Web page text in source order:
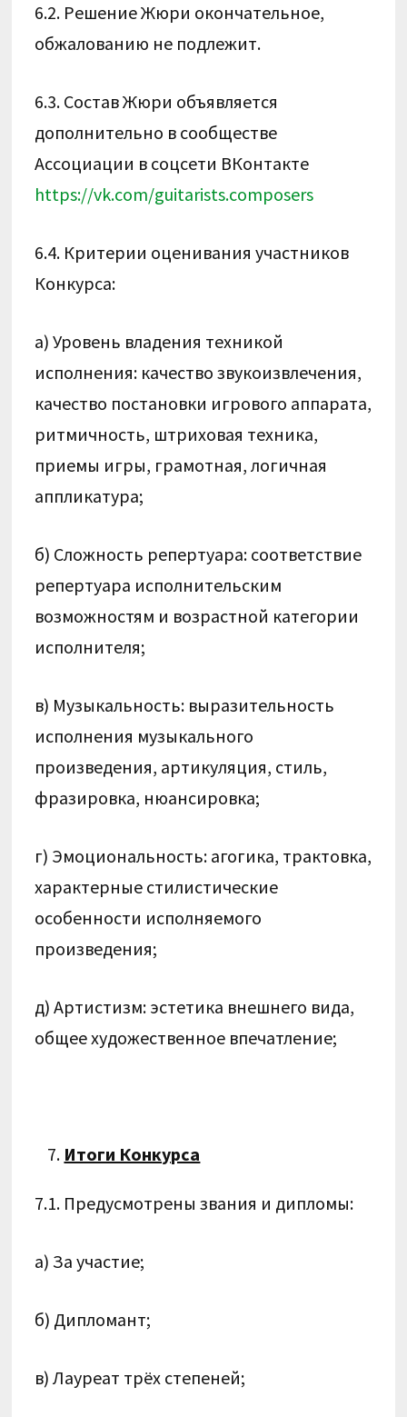
6.2. Решение Жюри окончательное,
обжалованию не подлежит.
6.3. Состав Жюри объявляется
дополнительно в сообществе
Ассоциации в соцсети ВКонтакте
https://vk.com/guitarists.composers
6.4. Критерии оценивания участников
Конкурса:
а) Уровень владения техникой
исполнения: качество звукоизвлечения,
качество постановки игрового аппарата,
ритмичность, штриховая техника,
приемы игры, грамотная, логичная
аппликатура;
б) Сложность репертуара: соответствие
репертуара исполнительским
возможностям и возрастной категории
исполнителя;
в) Музыкальность: выразительность
исполнения музыкального
произведения, артикуляция, стиль,
фразировка, нюансировка;
г) Эмоциональность: агогика, трактовка,
характерные стилистические
особенности исполняемого
произведения;
д) Артистизм: эстетика внешнего вида,
общее художественное впечатление;
Итоги Конкурса
7.1. Предусмотрены звания и дипломы:
а) За участие;
б) Дипломант;
в) Лауреат трёх степеней;